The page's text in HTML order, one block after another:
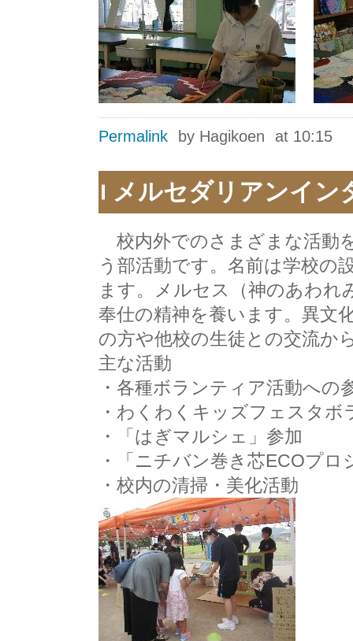
Permalink by Hagikoen at 10:15
メルセダリアンイン
校内外でのさまざまな活動
う部活動です。名前は学校の
ます。メルセス（神のあわ
奉仕の精神を養います。異文
の方や他校の生徒との交流か
主な活動
・各種ボランティア活動への
・わくわくキッズフェスタボ
・「はぎマルシェ」参加
・「ニチバン巻き芯ECOプロ
・校内の清掃・美化活動